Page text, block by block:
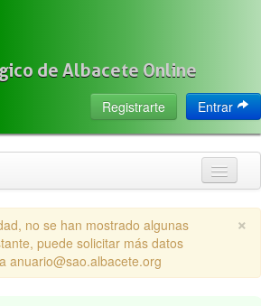
de Albacete Online
Entrar
Registrarte
×
no se han mostrado algunas
puede solicitar más datos
anuario@sao.albacete.org